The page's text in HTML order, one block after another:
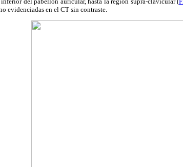
evidenciadas en el CT sin contraste.